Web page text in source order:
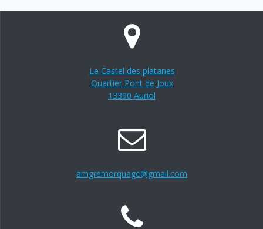
Le Castel des platanes
Quartier Pont de Joux
13390 Auriol
amgremorquage@gmail.com